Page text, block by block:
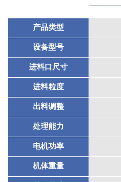
产品类型
设备型号
进料口尺寸
进料粒度
出料调整
处理能力
电机功率
机体重量